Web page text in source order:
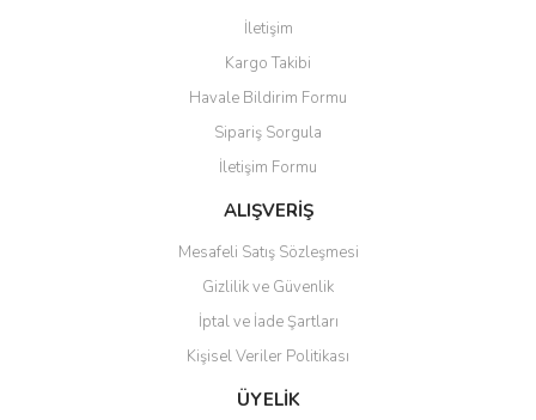
İletişim
Kargo Takibi
Havale Bildirim Formu
Sipariş Sorgula
İletişim Formu
ALIŞVERİŞ
Mesafeli Satış Sözleşmesi
Gizlilik ve Güvenlik
İptal ve İade Şartları
Kişisel Veriler Politikası
ÜYELİK